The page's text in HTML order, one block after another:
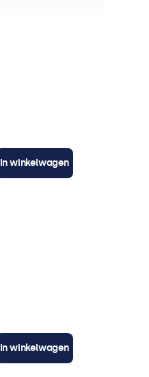
In winkelwagen
In winkelwagen